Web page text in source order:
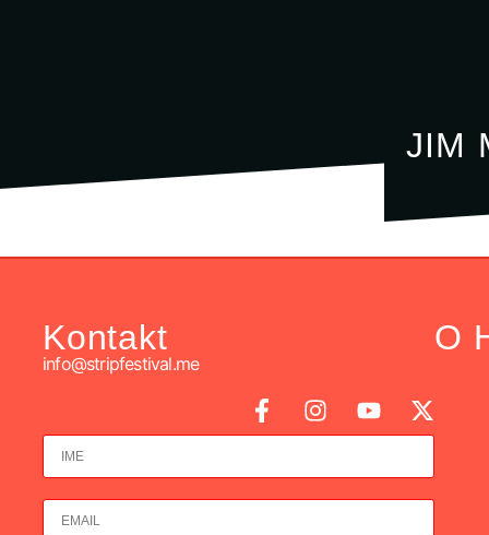
JIM
Kontakt
info@stripfestival.me
O